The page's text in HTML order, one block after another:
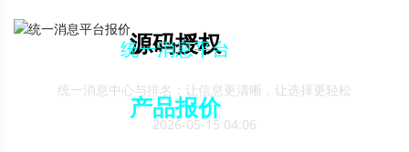
源码授权
统一消息平台
产品报价
统一消息中心与排名：让信息更清晰，让选择更轻松
2026-05-15 04:06